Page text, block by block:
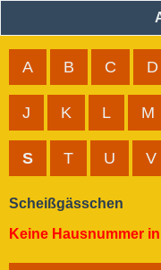
A B C D
J K L M
S T U V
Scheißgässchen
Keine Hausnummer in